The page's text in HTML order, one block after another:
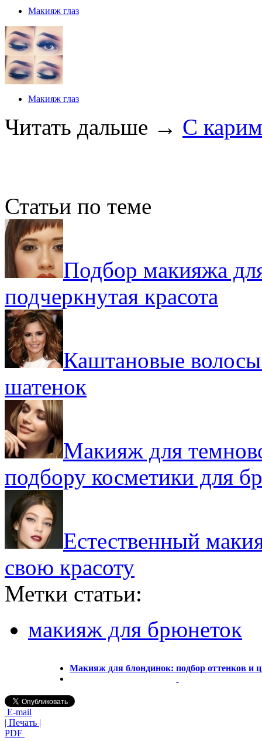
Макияж глаз
Макияж глаз
Читать дальше → С
Статьи по теме
Подбор макияжа
подчеркнутая красота
Каштановые
шатенок
Макияж для
подбору косметики для
Естественный
свою красоту
Метки статьи:
макияж для брюнеток
Макияж для блондинок: подбор оттенков и
E-mail
| Печать |
PDF